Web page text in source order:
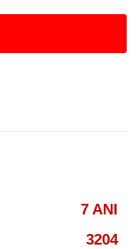
7 ANI
3204